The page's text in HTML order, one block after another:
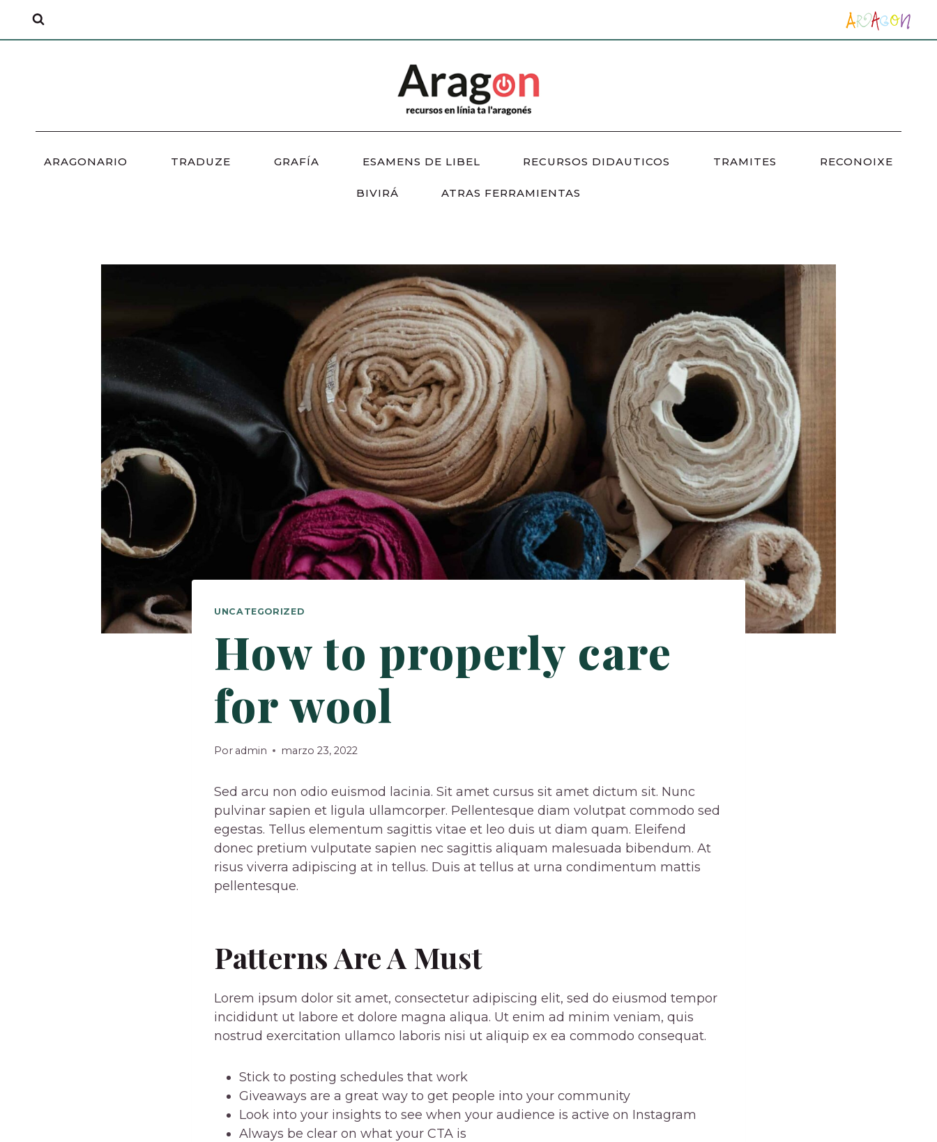
ARAGONARIO TRADUZE GRAFÍA ESAMENS DE LIBEL RECURSOS DIDAUTICOS TRAMITES RECONOIXE
BIVIRÁ ATRAS FERRAMIENTAS
UNCATEGORIZED
How to properly care
for wool
Por admin marzo 23, 2022
Sed arcu non odio euismod lacinia. Sit amet cursus sit amet dictum sit. Nunc
pulvinar sapien et ligula ullamcorper. Pellentesque diam volutpat commodo sed
egestas. Tellus elementum sagittis vitae et leo duis ut diam quam. Eleifend
donec pretium vulputate sapien nec sagittis aliquam malesuada bibendum. At
risus viverra adipiscing at in tellus. Duis at tellus at urna condimentum mattis
pellentesque.
Patterns Are A Must
Lorem ipsum dolor sit amet, consectetur adipiscing elit, sed do eiusmod tempor
incididunt ut labore et dolore magna aliqua. Ut enim ad minim veniam, quis
nostrud exercitation ullamco laboris nisi ut aliquip ex ea commodo consequat.
Stick to posting schedules that work
Giveaways are a great way to get people into your community
Look into your insights to see when your audience is active on Instagram
Always be clear on what your CTA is